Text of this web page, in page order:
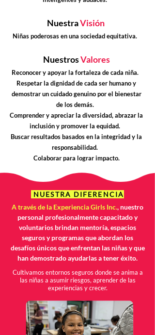
NuestraVisión
Niñas poderosas en una sociedad equitativa.
NuestrosValores
Reconocer y apoyar la fortaleza de cada niña.
Respetar la dignidad de cada ser humano y
demostrar un cuidado genuino por el bienestar
de los demás.
Comprender y apreciar la diversidad, abrazar la
inclusión y promover la equidad.
Buscar resultados basados en la integridad y la
responsabilidad.
Colaborar para lograr impacto.
NUESTRA DIFERENCIA
A través de la Experiencia Girls Inc., nuestro
personal profesionalmente capacitado y
voluntarios brindan mentoría, espacios
seguros y programas que abordan los
desafíos únicos que enfrentan las niñas y que
han demostrado ayudarlas a tener éxito.
Cultivamos entornos seguros donde se anima a
las niñas a asumir riesgos, aprender de las
experiencias y crecer.